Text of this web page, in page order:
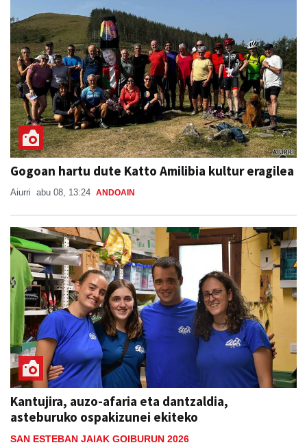
Gogoan hartu dute Katto Amilibia kultur eragilea
Aiurri abu 08, 13:24 ANDOAIN
Kantujira, auzo-afaria eta dantzaldia,
asteburuko ospakizunei ekiteko
SAN ESTEBAN JAIAK GOIBURUN 2026